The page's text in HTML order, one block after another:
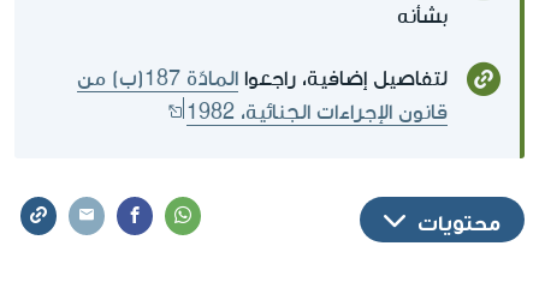
بشأنه
لتفاصيل إضافية، راجعوا
المادّة 187(ب) من
قانون الإجراءات الجنائية، 1982
محتويات